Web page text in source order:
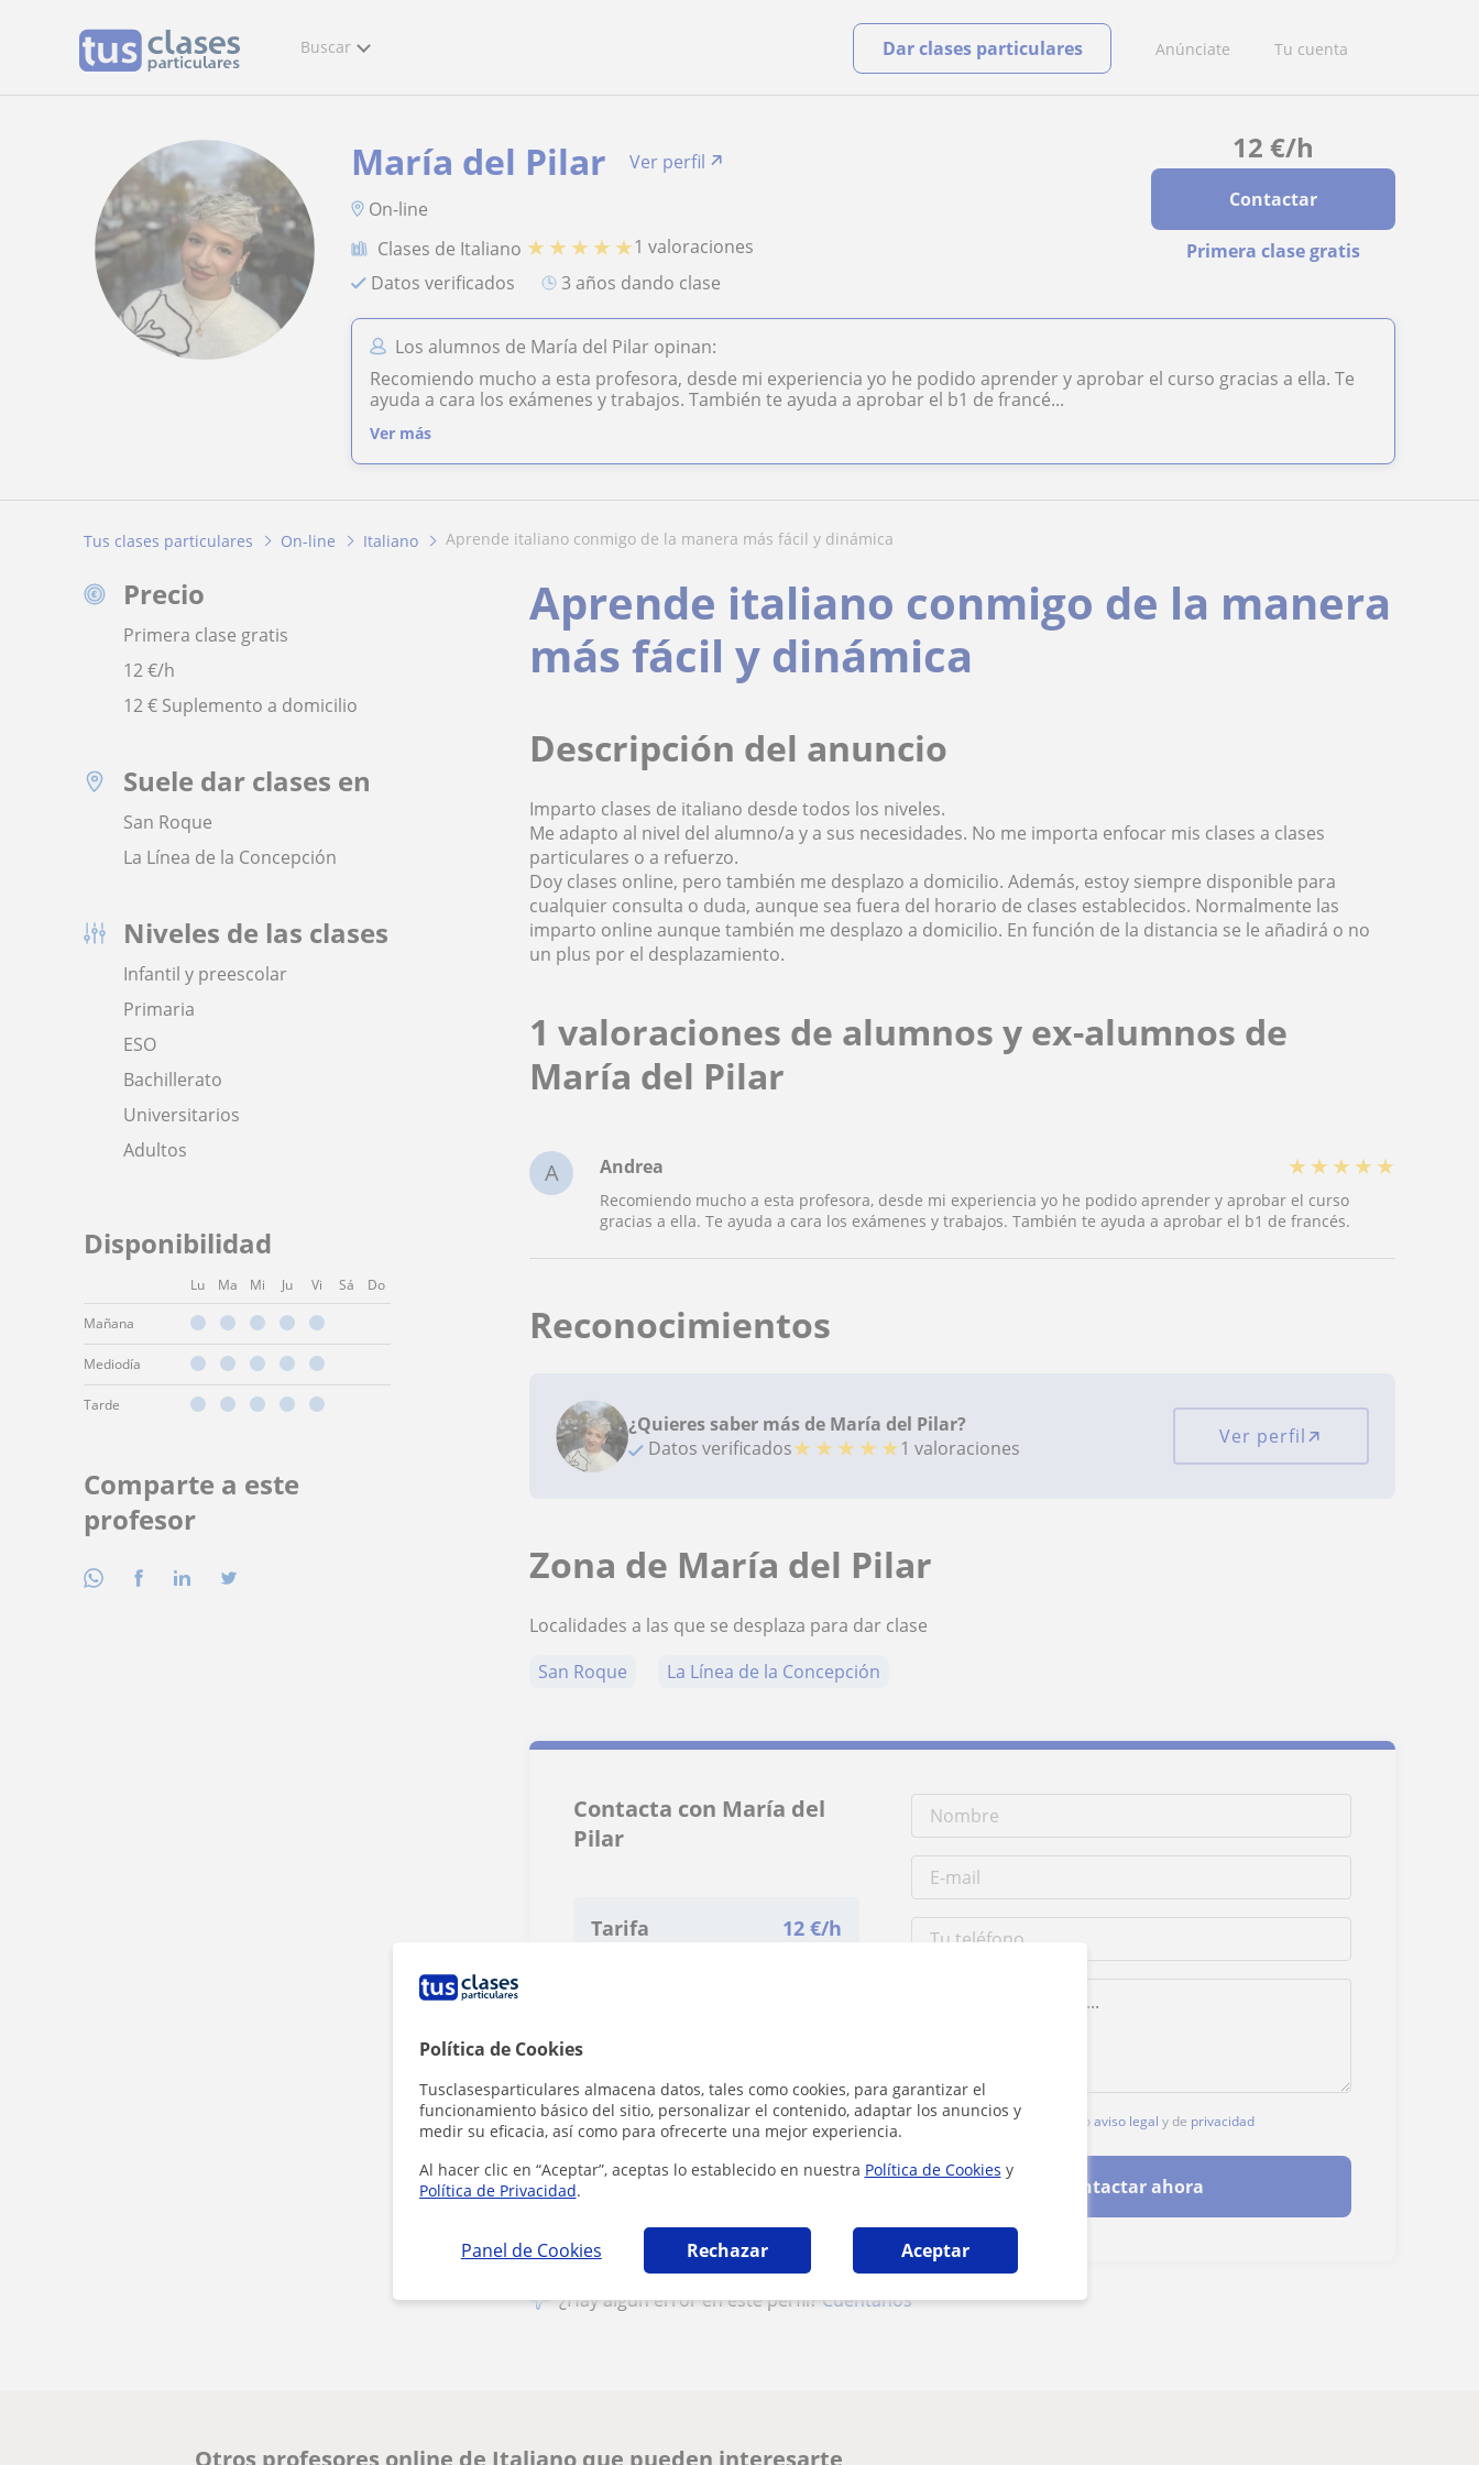
Política de Cookies
Tusclasesparticulares almacena datos, tales como cookies, para garantizar el
funcionamiento básico del sitio, personalizar el contenido, adaptar los anuncios y
medir su eficacia, así como para ofrecerte una mejor experiencia.
Al hacer clic en “Aceptar”, aceptas lo establecido en nuestra Política de Cookies y
Política de Privacidad.
Panel de Cookies Rechazar Aceptar
Buscar Anúnciate Tu cuenta
Dar clases particulares
12 €/h
Contactar
Primera clase gratis
María del Pilar
Ver perfil
On-line
Clases de Italiano ★ ★ ★ ★ ★1 valoraciones
Datos verificados
3 años dando clase
Los alumnos de María del Pilar opinan:
Recomiendo mucho a esta profesora, desde mi experiencia yo he podido aprender y aprobar el curso gracias a ella. Te
ayuda a cara los exámenes y trabajos. También te ayuda a aprobar el b1 de francé...
Ver más
Tus clases particulares On-line Italiano aprende italiano conmigo de la manera más fácil y dinámica
Precio
Primera clase gratis
12€/h
12 € Suplemento a domicilio
Suele dar clases en
San Roque
La Línea de la Concepción
Niveles de las clases
Infantil y preescolar
Primaria
ESO
Bachillerato
Universitarios
Adultos
Disponibilidad
Lu Ma Mi Ju Vi Sá Do
Mañana
Mediodía
Tarde
Comparte a este
profesor
Aprende italiano conmigo de la manera
más fácil y dinámica
Descripción del anuncio
Imparto clases de italiano desde todos los niveles.
Me adapto al nivel del alumno/a y a sus necesidades. No me importa enfocar mis clases a clases
particulares o a refuerzo.
Doy clases online, pero también me desplazo a domicilio. Además, estoy siempre disponible para
cualquier consulta o duda, aunque sea fuera del horario de clases establecidos. Normalmente las
imparto online aunque también me desplazo a domicilio. En función de la distancia se le añadirá o no
un plus por el desplazamiento.
1 valoraciones de alumnos y ex-alumnos de
María del Pilar
A Andrea ★ ★ ★ ★ ★
Recomiendo mucho a esta profesora, desde mi experiencia yo he podido aprender y aprobar el curso
gracias a ella. Te ayuda a cara los exámenes y trabajos. También te ayuda a aprobar el b1 de francés.
Reconocimientos
¿Quieres saber más de María del Pilar?
Datos verificados★ ★ ★ ★ ★1 valoraciones Ver perfil
Zona de María del Pilar
Localidades a las que se desplaza para dar clase
San Roque
La Línea de la Concepción
Contacta con María del
Pilar
Tarifa 12 €/h
Al hacer clic, aceptas nuestroaviso legal y de privacidad
Contactar ahora
¿Hay algún error en este perfil?Cuéntanos